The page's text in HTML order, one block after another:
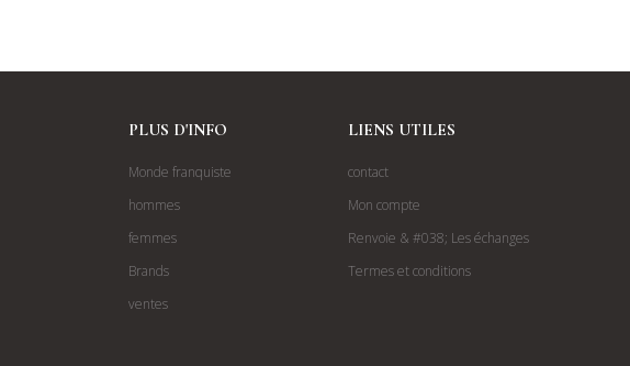
PLUS D'INFO
Monde franquiste
hommes
femmes
Brands
ventes
LIENS UTILES
contact
Mon compte
Renvoie & #038; Les échanges
Termes et conditions